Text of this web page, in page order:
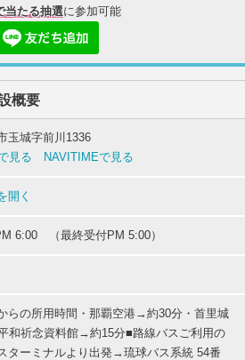
当たる抽選に参加可能
概要
玉城字前川1336
見る
NAVITIMEで見る
開く
6:00 （最終受付PM 5:00）
らの所用時間・那覇空港→約30分・首里城
和祈念資料館→約15分■路線バスご利用の
ターミナルより出発→琉球バス系統 54番